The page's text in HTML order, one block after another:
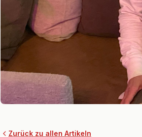
Zurück zu allen Artikeln